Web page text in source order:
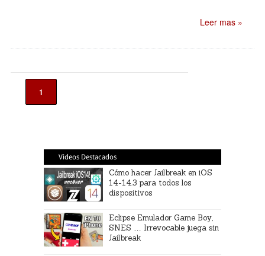
Leer mas »
1
Videos Destacados
Cómo hacer Jailbreak en iOS
14-14.3 para todos los
dispositivos
Eclipse Emulador Game Boy,
SNES … Irrevocable juega sin
Jailbreak